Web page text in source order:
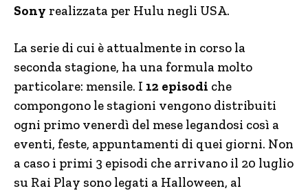
Sony realizzata per Hulu negli USA.
La serie di cui è attualmente in corso la
seconda stagione, ha una formula molto
particolare: mensile. I 12 episodi che
compongono le stagioni vengono distribuiti
ogni primo venerdì del mese legandosi così a
eventi, feste, appuntamenti di quei giorni. Non
a caso i primi 3 episodi che arrivano il 20 luglio
su Rai Play sono legati a Halloween, al